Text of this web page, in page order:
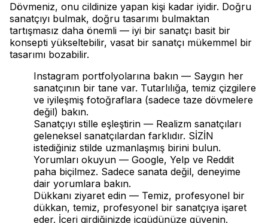
Dövmeniz, onu cildinize yapan kişi kadar iyidir. Doğru
sanatçıyı bulmak, doğru tasarımı bulmaktan
tartışmasız daha önemli — iyi bir sanatçı basit bir
konsepti yükseltebilir, vasat bir sanatçı mükemmel bir
tasarımı bozabilir.
Instagram portfolyolarına bakın — Saygın her
sanatçının bir tane var. Tutarlılığa, temiz çizgilere
ve iyileşmiş fotoğraflara (sadece taze dövmelere
değil) bakın.
Sanatçıyı stille eşleştirin — Realizm sanatçıları
geleneksel sanatçılardan farklıdır. SİZİN
istediğiniz stilde uzmanlaşmış birini bulun.
Yorumları okuyun — Google, Yelp ve Reddit
paha biçilmez. Sadece sanata değil, deneyime
dair yorumlara bakın.
Dükkanı ziyaret edin — Temiz, profesyonel bir
dükkan, temiz, profesyonel bir sanatçıya işaret
eder. İçeri girdiğinizde içgüdünüze güvenin.